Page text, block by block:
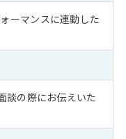
ーマンスに連動した
談の際にお伝えいた